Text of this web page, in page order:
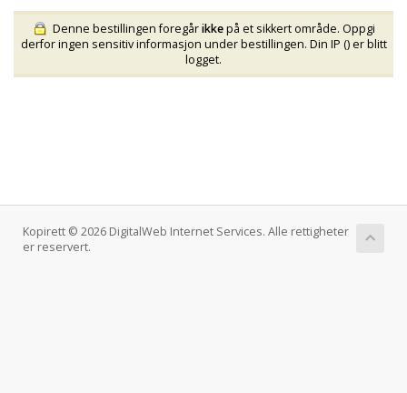
Denne bestillingen foregårikkepå et sikkert område. Oppgi
derfor ingen sensitiv informasjon under bestillingen. Din IP () er blitt
logget.
Kopirett © 2026 DigitalWeb Internet Services. Alle rettigheter
er reservert.